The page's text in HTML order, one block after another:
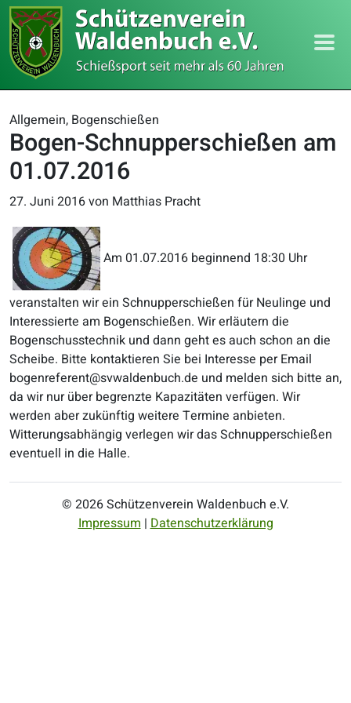
Allgemein, Bogenschießen
Bogen-Schnupperschießen am
01.07.2016
27. Juni 2016von Matthias Pracht
Am 01.07.2016 beginnend 18:30 Uhr
veranstalten wir ein Schnupperschießen für Neulinge und
Interessierte am Bogenschießen. Wir erläutern die
Bogenschusstechnik und dann geht es auch schon an die
Scheibe. Bitte kontaktieren Sie bei Interesse per Email
bogenreferent@svwaldenbuch.de und melden sich bitte an,
da wir nur über begrenzte Kapazitäten verfügen. Wir
werden aber zukünftig weitere Termine anbieten.
Witterungsabhängig verlegen wir das Schnupperschießen
eventuell in die Halle.
© 2026 Schützenverein Waldenbuch e.V.
Impressum|Datenschutzerklärung